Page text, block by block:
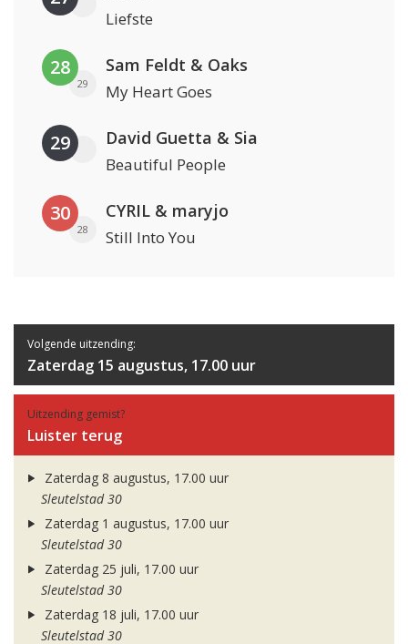
Liefste
28
29
Sam Feldt & Oaks
My Heart Goes
29 David Guetta & Sia
Beautiful People
30
28
CYRIL & maryjo
Still Into You
Volgende uitzending:
Zaterdag 15 augustus, 17.00 uur
Uitzending gemist?
Luister terug
Zaterdag 8 augustus, 17.00 uur
Sleutelstad 30
Zaterdag 1 augustus, 17.00 uur
Sleutelstad 30
Zaterdag 25 juli, 17.00 uur
Sleutelstad 30
Zaterdag 18 juli, 17.00 uur
Sleutelstad 30